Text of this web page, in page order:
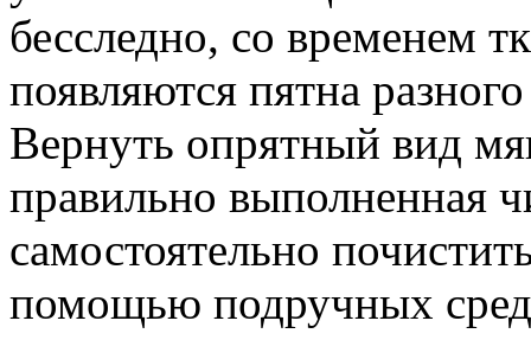
бесследно, со временем
появляются пятна
Вернуть опрятный вид
правильно выполненная
самостоятельно
помощью подручных